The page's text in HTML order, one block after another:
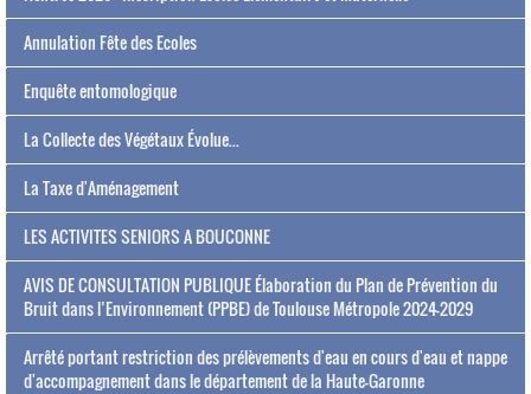
Annulation Fête des Ecoles
Enquête entomologique
La Collecte des Végétaux Évolue...
La Taxe d'Aménagement
LES ACTIVITES SENIORS A BOUCONNE
AVIS DE CONSULTATION PUBLIQUE Élaboration du Plan de Prévention du
Bruit dans l’Environnement (PPBE) de Toulouse Métropole 2024-2029
Arrêté portant restriction des prélèvements d'eau en cours d'eau et nappe
d'accompagnement dans le département de la Haute-Garonne